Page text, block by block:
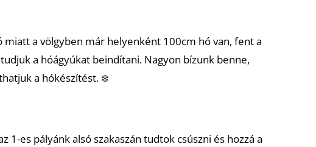
a völgyben már helyenként 100cm hó van, fent a
a hóágyúkat beindítani. Nagyon bízunk benne,
a hókészítést. ❄️
1-es pályánk alsó szakaszán tudtok csúszni és hozzá a